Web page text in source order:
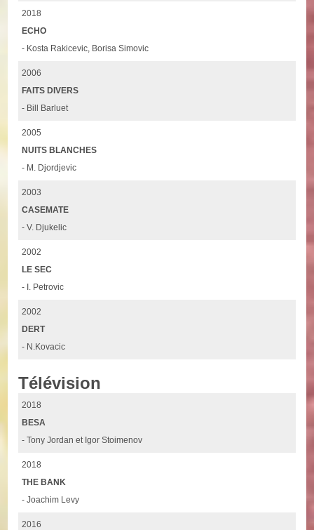
2018
ECHO
- Kosta Rakicevic, Borisa Simovic
2006
FAITS DIVERS
- Bill Barluet
2005
NUITS BLANCHES
- M. Djordjevic
2003
CASEMATE
- V. Djukelic
2002
LE SEC
- I. Petrovic
2002
DERT
- N.Kovacic
Télévision
2018
BESA
- Tony Jordan et Igor Stoimenov
2018
THE BANK
- Joachim Levy
2016